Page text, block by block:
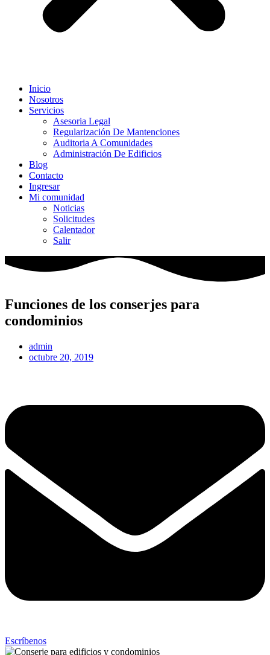
Inicio
Nosotros
Servicios
Asesoria Legal
Regularización De Mantenciones
Auditoria A Comunidades
Administración De Edificios
Blog
Contacto
Ingresar
Mi comunidad
Noticias
Solicitudes
Calentador
Salir
Funciones de los conserjes para
condominios
admin
octubre 20, 2019
Escríbenos